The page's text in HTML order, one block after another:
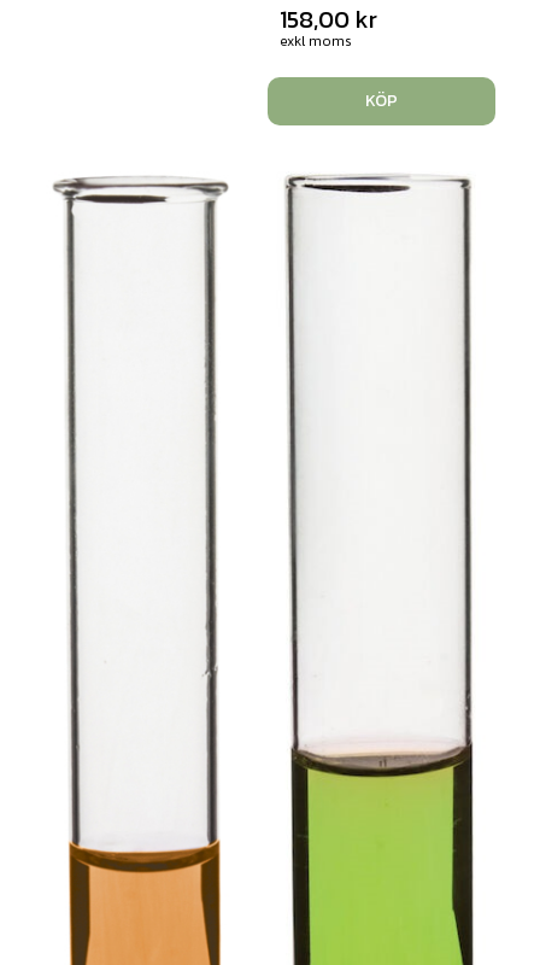
158,00 kr
exkl moms
KÖP